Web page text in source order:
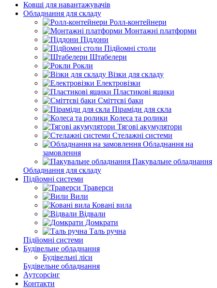
Ковші для навантажувачів
Обладнання для складу
Ролл-контейнери
Монтажні платформи
Піддони
Підйомні столи
Штабелери
Рокли
Візки для складу
Електровізки
Пластикові ящики
Сміттєві баки
Піраміди для скла
Колеса та ролики
Тягові акумулятори
Стелажні системи
Обладнання на
замовлення
Пакувальне обладнання
Обладнання для складу
Підйомні системи
Траверси
Вили
Ковані вила
Відвали
Домкрати
Таль ручна
Підйомні системи
Будівельне обладнання
Будівельні ліси
Будівельне обладнання
Аутсорсінг
Контакти